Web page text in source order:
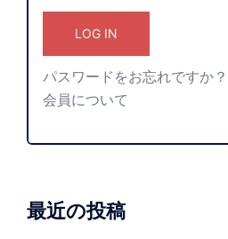
パスワードをお忘れですか？
会員について
最近の投稿